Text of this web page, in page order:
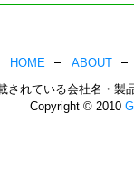
HOME ABOUT
されている会社名・製
Copyright © 2010